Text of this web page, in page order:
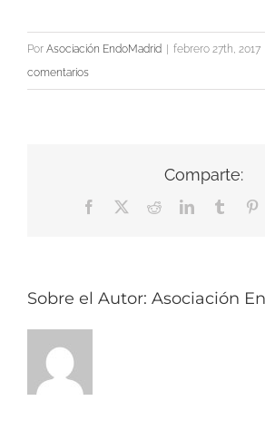
Por Asociación EndoMadrid febrero 27th, 2017
comentarios
Comparte:
Facebook RedditLinkedInTumblr
Sobre el Autor: Asociación